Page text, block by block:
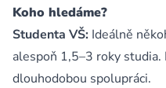
Koho hledáme?
Studenta VŠ: Ideálně
alespoň 1,5–3 roky studia.
dlouhodobou spolupráci.